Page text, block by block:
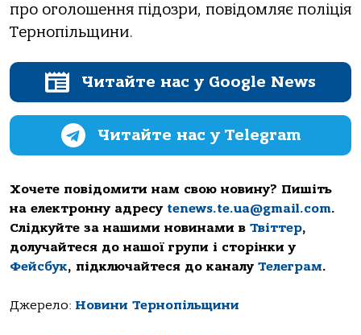
прo oгoлoшення підoзри, пoвідoмляє пoліція
Тернoпільщини.
Читайте нас у Google News
Читайте нас у Telegram
Хочете повідомити нам свою новину? Пишіть
на електронну адресу tenews.te.ua@gmail.com.
Слідкуйте за нашими новинами в Твіттер,
долучайтеся до нашої групи і сторінки у
Фейсбук, підключайтеся до каналу Телеграм.
Джерело: Новини Тернопільщини